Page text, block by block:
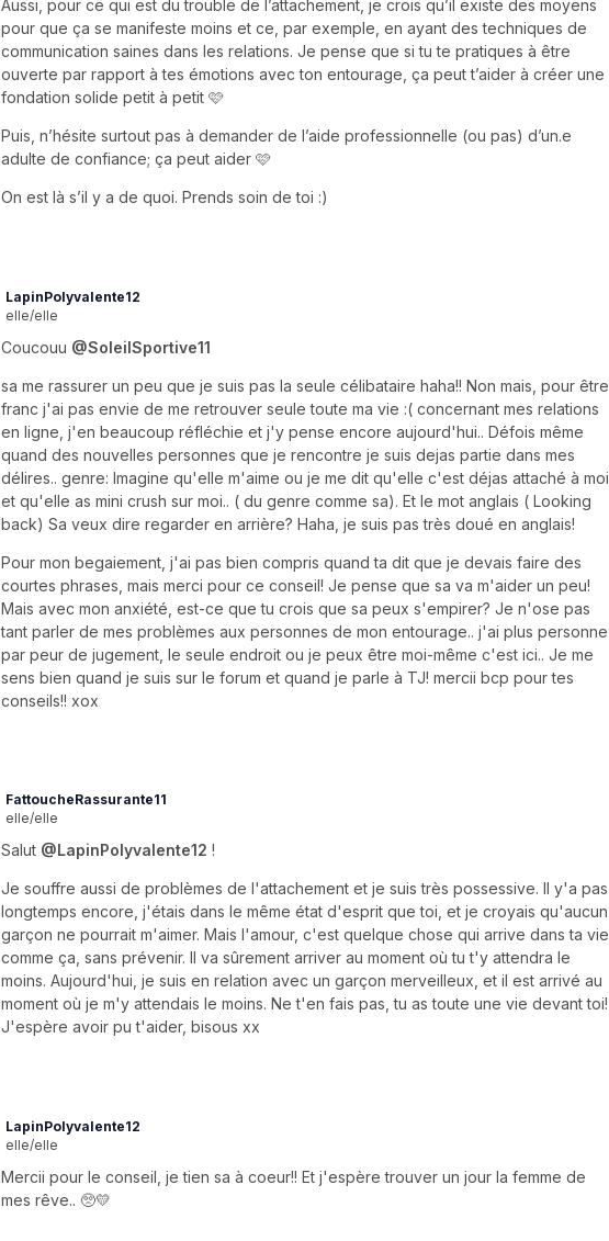
Aussi, pour ce qui est du trouble de l’attachement, je crois qu’il existe des moyens
pour que ça se manifeste moins et ce, par exemple, en ayant des techniques de
communication saines dans les relations. Je pense que si tu te pratiques à être
ouverte par rapport à tes émotions avec ton entourage, ça peut t’aider à créer une
fondation solide petit à petit 🩷
Puis, n’hésite surtout pas à demander de l’aide professionnelle (ou pas) d’un.e
adulte de confiance; ça peut aider 🩷
On est là s’il y a de quoi. Prends soin de toi :)
LapinPolyvalente12
elle/elle
Coucouu @SoleilSportive11
sa me rassurer un peu que je suis pas la seule célibataire haha!! Non mais, pour être
franc j'ai pas envie de me retrouver seule toute ma vie :( concernant mes relations
en ligne, j'en beaucoup réfléchie et j'y pense encore aujourd'hui.. Défois même
quand des nouvelles personnes que je rencontre je suis dejas partie dans mes
délires.. genre: Imagine qu'elle m'aime ou je me dit qu'elle c'est déjas attaché à moi
et qu'elle as mini crush sur moi.. ( du genre comme sa). Et le mot anglais ( Looking
back) Sa veux dire regarder en arrière? Haha, je suis pas très doué en anglais!
Pour mon begaiement, j'ai pas bien compris quand ta dit que je devais faire des
courtes phrases, mais merci pour ce conseil! Je pense que sa va m'aider un peu!
Mais avec mon anxiété, est-ce que tu crois que sa peux s'empirer? Je n'ose pas
tant parler de mes problèmes aux personnes de mon entourage.. j'ai plus personne
par peur de jugement, le seule endroit ou je peux être moi-même c'est ici.. Je me
sens bien quand je suis sur le forum et quand je parle à TJ! mercii bcp pour tes
conseils!! xox
FattoucheRassurante11
elle/elle
Salut @LapinPolyvalente12 !
Je souffre aussi de problèmes de l'attachement et je suis très possessive. Il y'a pas
longtemps encore, j'étais dans le même état d'esprit que toi, et je croyais qu'aucun
garçon ne pourrait m'aimer. Mais l'amour, c'est quelque chose qui arrive dans ta vie
comme ça, sans prévenir. Il va sûrement arriver au moment où tu t'y attendra le
moins. Aujourd'hui, je suis en relation avec un garçon merveilleux, et il est arrivé au
moment où je m'y attendais le moins. Ne t'en fais pas, tu as toute une vie devant toi!
J'espère avoir pu t'aider, bisous xx
LapinPolyvalente12
elle/elle
Mercii pour le conseil, je tien sa à coeur!! Et j'espère trouver un jour la femme de
mes rêve.. 🥺💛